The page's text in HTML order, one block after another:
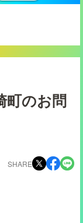
ュース
ウンサー
町のお問
SHARE